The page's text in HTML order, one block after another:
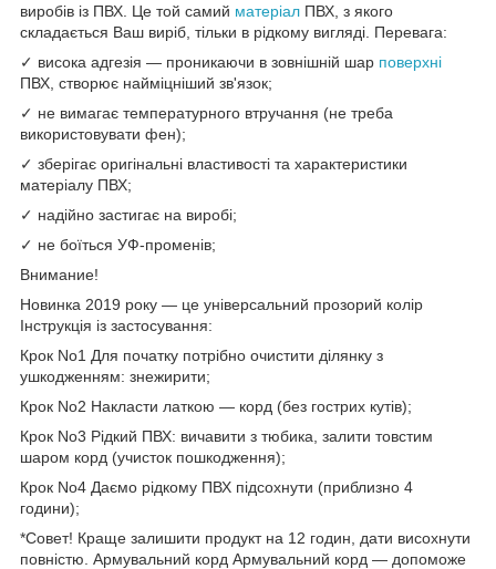
виробів із ПВХ. Це той самий матеріал ПВХ, з якого
складається Ваш виріб, тільки в рідкому вигляді. Перевага:
✓ висока адгезія — проникаючи в зовнішній шар поверхні
ПВХ, створює найміцніший зв'язок;
✓ не вимагає температурного втручання (не треба
використовувати фен);
✓ зберігає оригінальні властивості та характеристики
матеріалу ПВХ;
✓ надійно застигає на виробі;
✓ не боїться УФ-променів;
Внимание!
Новинка 2019 року — це універсальний прозорий колір
Інструкція із застосування:
Крок No1 Для початку потрібно очистити ділянку з
ушкодженням: знежирити;
Крок No2 Накласти латкою — корд (без гострих кутів);
Крок No3 Рідкий ПВХ: вичавити з тюбика, залити товстим
шаром корд (учисток пошкодження);
Крок No4 Даємо рідкому ПВХ підсохнути (приблизно 4
години);
*Совет! Краще залишити продукт на 12 годин, дати висохнути
повністю. Армувальний корд Армувальний корд — допоможе